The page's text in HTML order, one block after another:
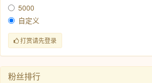
5000
自定义
打赏请先登录
粉丝排行